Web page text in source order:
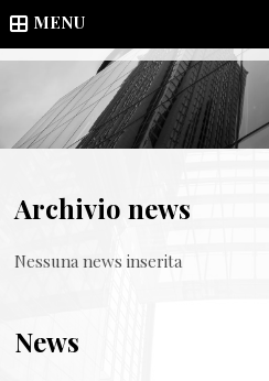
MENU
Archivio news
Nessuna news inserita
News